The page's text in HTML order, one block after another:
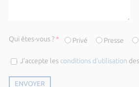
Qui êtes-vous ?* Privé Presse
J’accepte les conditions d’utilisation